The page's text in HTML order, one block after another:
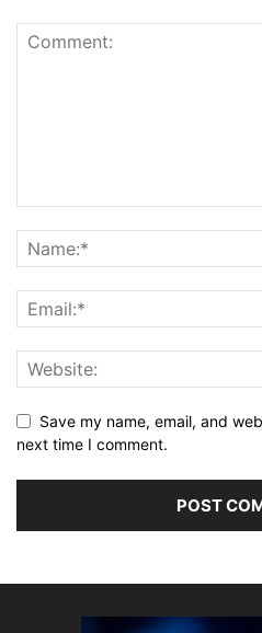
Save my name, email, and
next time I comment.